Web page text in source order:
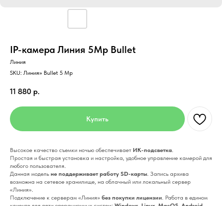
IP-камера Линия 5Mp Bullet
Линия
SKU: Линия» Bullet 5 Мр
11 880 р.
Купить
Высокое качество съемки ночью обеспечивает ИК-подсветка.
Простая и быстрая установка и настройка, удобное управление камерой для
любого пользователя.
Данная модель не поддерживает работу SD-карты. Запись архива
возможна на сетевое хранилище, на облачный или локальный сервер
«Линия».
Подключение к серверам «Линия» без покупки лицензии. Работа в едином